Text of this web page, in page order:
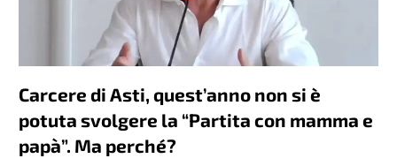
Carcere di Asti, quest’anno non si è
potuta svolgere la “Partita con mamma e
papà”. Ma perché?